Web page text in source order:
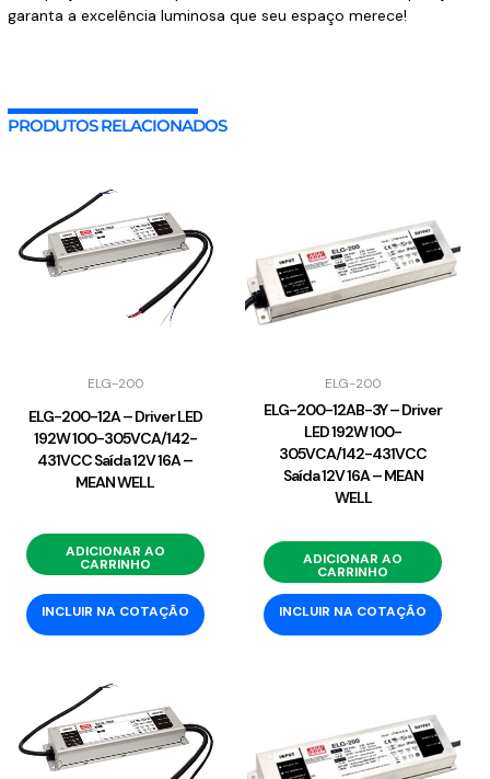
garanta a excelência luminosa que seu espaço merece!
PRODUTOS RELACIONADOS
ELG-200
ELG-200-12A – Driver LED
192W 100-305VCA/142-
431VCC Saída 12V 16A –
MEAN WELL
ADICIONAR AO
CARRINHO
INCLUIR NA COTAÇÃO
ELG-200
ELG-200-12AB-3Y – Driver
LED 192W 100-
305VCA/142-431VCC
Saída 12V 16A – MEAN
WELL
ADICIONAR AO
CARRINHO
INCLUIR NA COTAÇÃO